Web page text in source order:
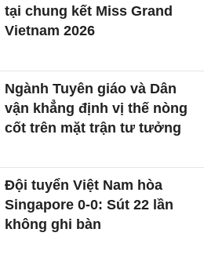
tại chung kết Miss Grand
Vietnam 2026
Ngành Tuyên giáo và Dân
vận khẳng định vị thế nòng
cốt trên mặt trận tư tưởng
Đội tuyển Việt Nam hòa
Singapore 0-0: Sút 22 lần
không ghi bàn